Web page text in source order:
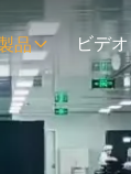
品 ビデオ